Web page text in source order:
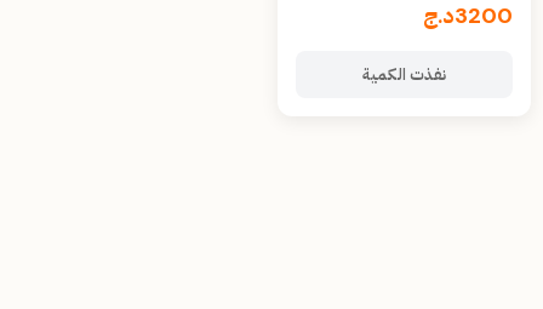
3200د.ج
نفذت الكمية